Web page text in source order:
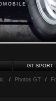
GT SPORT
/ Photos GT /